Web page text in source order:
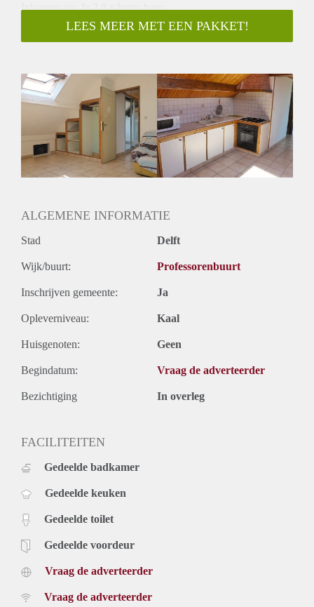
Inkomen eis: Ja 2,8 x bruto huur
Garantiestelling mogelijk: Ja
Borg: 1 maand
Gedeelde keuken: Nee
Gedeelde Douche: Nee
Gedeelde woonkamer: Nee
Huisgenoten: Nee
Geslacht huisgenoten: N.v.t.
LEES MEER MET EEN PAKKET!
ALGEMENE INFORMATIE
Stad Delft
Wijk/buurt: Professorenbuurt
Inschrijven gemeente: Ja
Opleverniveau: Kaal
Huisgenoten: Geen
Begindatum: Vraag de adverteerder
Bezichtiging In overleg
FACILITEITEN
Gedeelde badkamer
Gedeelde keuken
Gedeelde toilet
Gedeelde voordeur
Vraag de adverteerder
Vraag de adverteerder